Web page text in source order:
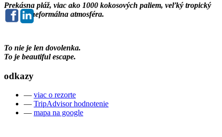
Prekásna pláž, viac ako 1000 kokosových paliem, veľký tropický
bazén a neformálna atmosféra.
To nie je len dovolenka.
To je beautiful escape.
odkazy
— viac o rezorte
— TripAdvisor hodnotenie
— mapa na google